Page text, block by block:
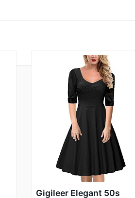
Gigileer Elegant 50s